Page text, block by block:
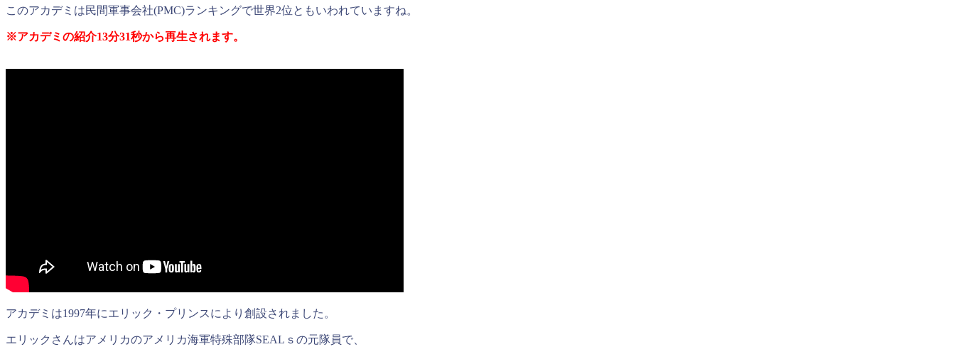
このアカデミは民間軍事会社(PMC)ランキングで世界2位ともいわれていますね。
※アカデミの紹介13分31秒から再生されます。
アカデミは1997年にエリック・プリンスにより創設されました。
エリックさんはアメリカのアメリカ海軍特殊部隊SEALｓの元隊員で、